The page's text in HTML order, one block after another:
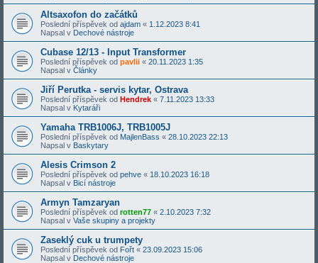
Altsaxofon do začátků
Poslední příspěvek od ajdam « 1.12.2023 8:41
Napsal v Dechové nástroje
Cubase 12/13 - Input Transformer
Poslední příspěvek od pavlii « 20.11.2023 1:35
Napsal v Články
Jiří Perutka - servis kytar, Ostrava
Poslední příspěvek od Hendrek « 7.11.2023 13:33
Napsal v Kytaráři
Yamaha TRB1006J, TRB1005J
Poslední příspěvek od MajlenBass « 28.10.2023 22:13
Napsal v Baskytary
Alesis Crimson 2
Poslední příspěvek od pehve « 18.10.2023 16:18
Napsal v Bicí nástroje
Armyn Tamzaryan
Poslední příspěvek od rotten77 « 2.10.2023 7:32
Napsal v Vaše skupiny a projekty
Zaseklý cuk u trumpety
Poslední příspěvek od Fořt « 23.09.2023 15:06
Napsal v Dechové nástroje